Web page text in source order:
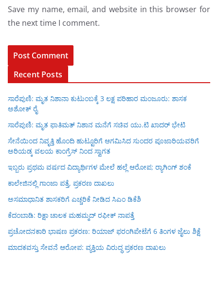
Save my name, email, and website in this browser for
the next time I comment.
Recent Posts
ಸಾರೆಪುಣಿ: ಮೃತ ನಿಶಾನಾ ಕುಟುಂಬಕ್ಕೆ 3 ಲಕ್ಷ ಪರಿಹಾರ ಮಂಜೂರು: ಶಾಸಕ
ಅಶೋಕ್ ರೈ
ಸಾರೆಪುಣಿ: ಮೃತ ಫಾತಿಮತ್ ನಿಶಾನ ಮನೆಗೆ ಸಚಿವ ಯು.ಟಿ ಖಾದರ್ ಭೇಟಿ
ಸೇನೆಯಿಂದ ನಿವೃತ್ತಿ ಹೊಂದಿ ಹುಟ್ಟೂರಿಗೆ ಆಗಮಿಸಿದ ಸುಂದರ ಪೂಜಾರಿಯವರಿಗೆ
ಅರಿಯಡ್ಕ ವಲಯ ಕಾಂಗ್ರೆಸ್ ನಿಂದ ಸ್ವಾಗತ
ಇಬ್ಬರು ಪ್ರಥಮ ವರ್ಷದ ವಿದ್ಯಾರ್ಥಿಗಳ ಮೇಲೆ ಹಲ್ಲೆ ಆರೋಪ; ರ‍್ಯಾಗಿಂಗ್ ಶಂಕೆ
ಕಾಲೇಜಿನಲ್ಲಿ ಗಾಂಜಾ ಪತ್ತೆ, ಪ್ರಕರಣ ದಾಖಲು
ಅಸಮಾಧಾನಿತ ಶಾಸಕರಿಗೆ ಎಚ್ಚರಿಕೆ ನೀಡಿದ ಸಿಎಂ ಡಿಕೆಶಿ
ಕೆದಂಬಾಡಿ: ರಿಕ್ಷಾ ಚಾಲಕ ಮಹಮ್ಮದ್ ರಫೀಕ್ ನಾಪತ್ತೆ
ಪ್ರಚೋದನಕಾರಿ ಭಾಷಣ ಪ್ರಕರಣ: ರಿಯಾಜ್ ಫರಂಗಿಪೇಟೆಗೆ 6 ತಿಂಗಳ ಜೈಲು ಶಿಕ್ಷೆ
ಮಾದಕವಸ್ತು ಸೇವನೆ ಆರೋಪ: ವ್ಯಕ್ತಿಯ ವಿರುದ್ಧ ಪ್ರಕರಣ ದಾಖಲು